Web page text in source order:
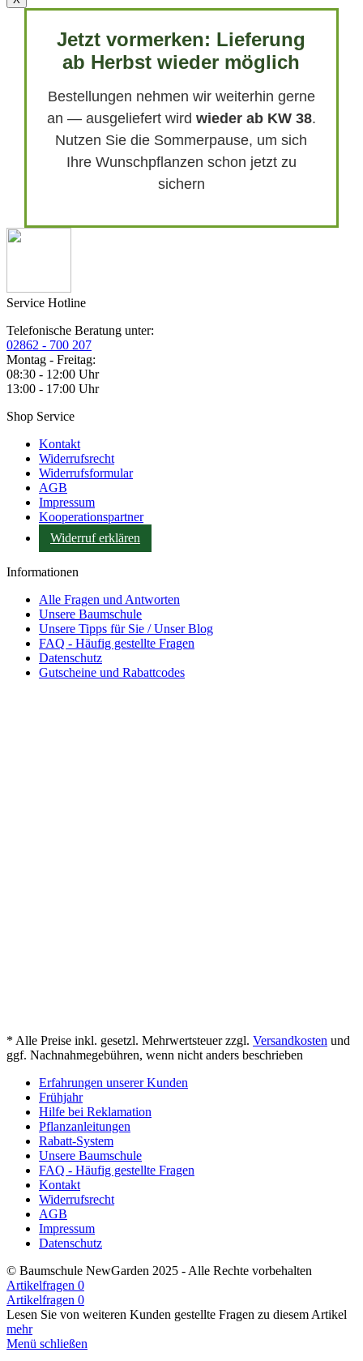
Jetzt vormerken: Lieferung
ab Herbst wieder möglich
Bestellungen nehmen wir weiterhin gerne
an — ausgeliefert wird wieder ab KW 38.
Nutzen Sie die Sommerpause, um sich
Ihre Wunschpflanzen schon jetzt zu
sichern
Service Hotline
Telefonische Beratung unter:
02862 - 700 207
Montag - Freitag:
08:30 - 12:00 Uhr
13:00 - 17:00 Uhr
Shop Service
Kontakt
Widerrufsrecht
Widerrufsformular
AGB
Impressum
Kooperationspartner
Widerruf erklären
Informationen
Alle Fragen und Antworten
Unsere Baumschule
Unsere Tipps für Sie / Unser Blog
FAQ - Häufig gestellte Fragen
Datenschutz
Gutscheine und Rabattcodes
* Alle Preise inkl. gesetzl. Mehrwertsteuer zzgl. Versandkosten und
ggf. Nachnahmegebühren, wenn nicht anders beschrieben
Erfahrungen unserer Kunden
Frühjahr
Hilfe bei Reklamation
Pflanzanleitungen
Rabatt-System
Unsere Baumschule
FAQ - Häufig gestellte Fragen
Kontakt
Widerrufsrecht
AGB
Impressum
Datenschutz
© Baumschule NewGarden 2025 - Alle Rechte vorbehalten
Artikelfragen 0
Artikelfragen 0
Lesen Sie von weiteren Kunden gestellte Fragen zu diesem Artikel
mehr
Menü schließen